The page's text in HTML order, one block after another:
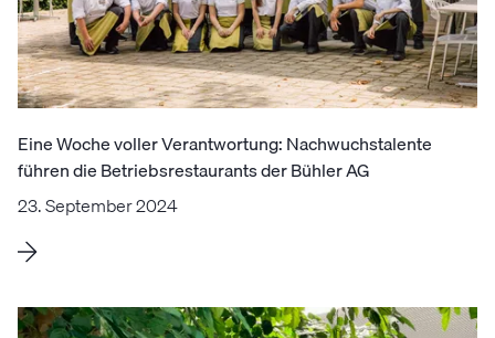
Eine Woche voller Verantwortung: Nachwuchstalente
führen die Betriebsrestaurants der Bühler AG
23. September 2024